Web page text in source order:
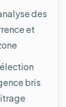
des
et
bris